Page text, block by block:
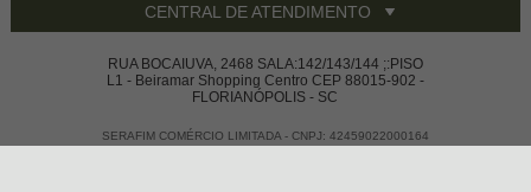
CENTRAL DE ATENDIMENTO
RUA BOCAIUVA, 2468 SALA:142/143/144 ;:PISO
L1 - Beiramar Shopping Centro CEP 88015-902 -
FLORIANÓPOLIS - SC
SERAFIM COMÉRCIO LIMITADA - CNPJ: 42459022000164